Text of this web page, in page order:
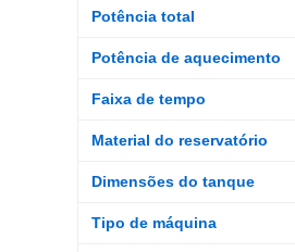
Potência total
Potência de aquecimento
Faixa de tempo
Material do reservatório
Dimensões do tanque
Tipo de máquina